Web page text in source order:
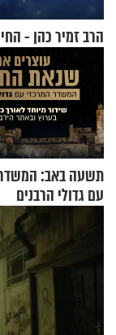
הרב זמיר כהן -
תשעה באב:
עם גדולי הרבנים